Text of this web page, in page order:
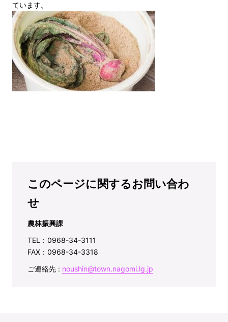
ています。
このページに関するお問い合わ
せ
農林振興課
TEL：0968-34-3111
FAX：0968-34-3318
ご連絡先 : noushin@town.nagomi.lg.jp